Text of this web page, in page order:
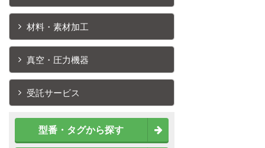
材料・素材加工
真空・圧力機器
受託サービス
型番・タグから探す